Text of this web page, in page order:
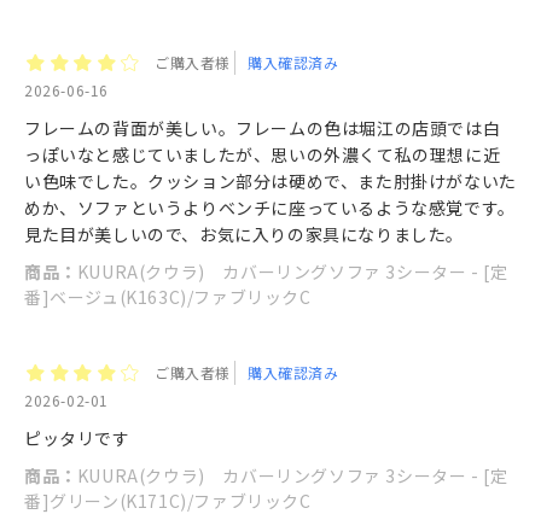
ご購入者様
購入確認済み
2026-06-16
フレームの背面が美しい。フレームの色は堀江の店頭では白
っぽいなと感じていましたが、思いの外濃くて私の理想に近
い色味でした。クッション部分は硬めで、また肘掛けがないた
めか、ソファというよりベンチに座っているような感覚です。
見た目が美しいので、お気に入りの家具になりました。
商品： KUURA(クウラ) カバーリングソファ 3シーター - [定
番]ベージュ(K163C)/ファブリックC
ご購入者様
購入確認済み
2026-02-01
ピッタリです
商品： KUURA(クウラ) カバーリングソファ 3シーター - [定
番]グリーン(K171C)/ファブリックC